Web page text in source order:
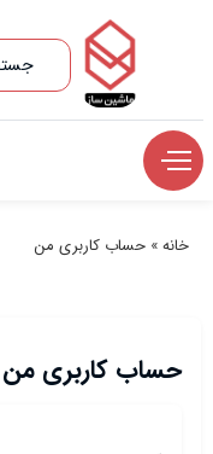
خانه» حساب کاربری من
حساب کاربری من